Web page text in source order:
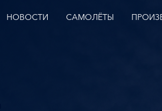
НОВОСТИ САМОЛЁТЫ